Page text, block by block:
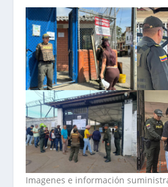
Imagenes e información